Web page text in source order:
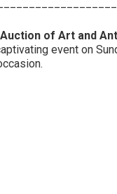
of Art and
event on